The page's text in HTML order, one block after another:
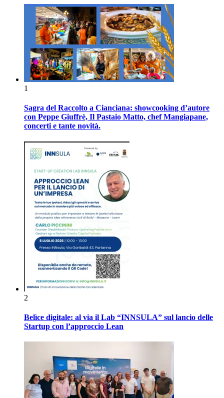
1
Sagra del Raccolto a Cianciana: showcooking d’autore
con Peppe Giuffrè, Il Pastaio Matto, chef Mangiapane,
concerti e tante novità.
2
Belìce digitale: al via il Lab “INNSULA” sul lancio delle
Startup con l’approccio Lean